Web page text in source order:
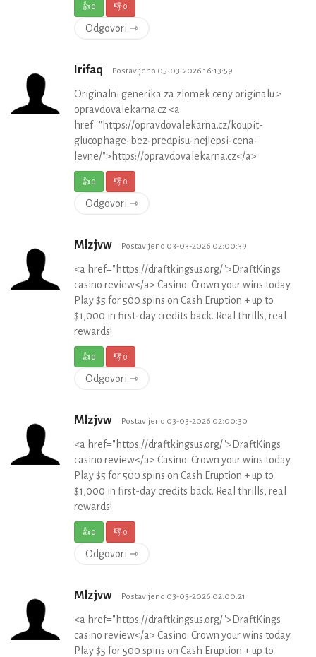
👍0 👎0
Odgovori ⇾
Irifaq Postavljeno 05-03-2026 16:13:59
Originalni generika za zlomek ceny originalu >
opravdovalekarna.cz <a
href="https://opravdovalekarna.cz/koupit-
glucophage-bez-predpisu-nejlepsi-cena-
levne/">https://opravdovalekarna.cz</a>
👍0 👎0
Odgovori ⇾
Mlzjvw Postavljeno 03-03-2026 02:00:39
<a href="https://draftkingsus.org/">DraftKings
casino review</a> Casino: Crown your wins today.
Play $5 for 500 spins on Cash Eruption + up to
$1,000 in first-day credits back. Real thrills, real
rewards!
👍0 👎0
Odgovori ⇾
Mlzjvw Postavljeno 03-03-2026 02:00:30
<a href="https://draftkingsus.org/">DraftKings
casino review</a> Casino: Crown your wins today.
Play $5 for 500 spins on Cash Eruption + up to
$1,000 in first-day credits back. Real thrills, real
rewards!
👍0 👎0
Odgovori ⇾
Mlzjvw Postavljeno 03-03-2026 02:00:21
<a href="https://draftkingsus.org/">DraftKings
casino review</a> Casino: Crown your wins today.
Play $5 for 500 spins on Cash Eruption + up to